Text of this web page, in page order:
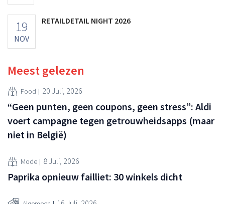
19
NOV
RETAILDETAIL NIGHT 2026
Meest gelezen
Food 20 Juli, 2026
“Geen punten, geen coupons, geen stress”: Aldi
voert campagne tegen getrouwheidsapps (maar
niet in België)
Mode 8 Juli, 2026
Paprika opnieuw failliet: 30 winkels dicht